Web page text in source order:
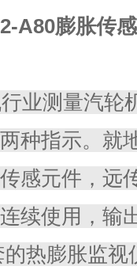
A80膨胀传
业测量汽轮
种指示。就
感元件，远
续使用，输
的热膨胀监